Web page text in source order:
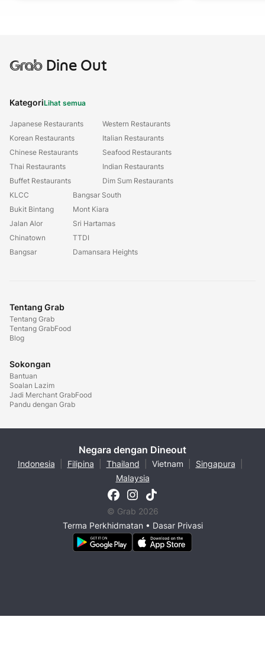
GrabDine Out
KategoriLihat semua
Japanese Restaurants
Korean Restaurants
Chinese Restaurants
Thai Restaurants
Buffet Restaurants
Western Restaurants
Italian Restaurants
Seafood Restaurants
Indian Restaurants
Dim Sum Restaurants
KLCC
Bukit Bintang
Jalan Alor
Chinatown
Bangsar
Bangsar South
Mont Kiara
Sri Hartamas
TTDI
Damansara Heights
Tentang Grab
Tentang Grab
Tentang GrabFood
Blog
Sokongan
Bantuan
Soalan Lazim
Jadi Merchant GrabFood
Pandu dengan Grab
Negara dengan Dineout
Indonesia Filipina Thailand Vietnam Singapura
Malaysia
© Grab 2026
Terma Perkhidmatan• Dasar Privasi